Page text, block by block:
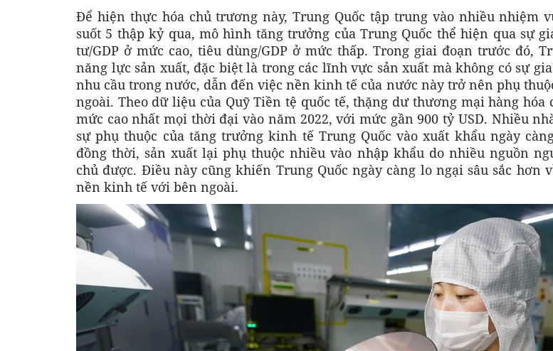
Để hiện thực hóa chủ trương này, Trung Quốc tập trung vào nhiều nhiệm
suốt 5 thập kỷ qua, mô hình tăng trưởng của Trung Quốc thể hiện qua sự
tư/GDP ở mức cao, tiêu dùng/GDP ở mức thấp. Trong giai đoạn trước đó,
năng lực sản xuất, đặc biệt là trong các lĩnh vực sản xuất mà không có sự
nhu cầu trong nước, dẫn đến việc nền kinh tế của nước này trở nên phụ
ngoài. Theo dữ liệu của Quỹ Tiền tệ quốc tế, thặng dư thương mại hàng hóa
mức cao nhất mọi thời đại vào năm 2022, với mức gần 900 tỷ USD. Nhiều
sự phụ thuộc của tăng trưởng kinh tế Trung Quốc vào xuất khẩu ngày
đồng thời, sản xuất lại phụ thuộc nhiều vào nhập khẩu do nhiều nguồn
chủ được. Điều này cũng khiến Trung Quốc ngày càng lo ngại sâu sắc hơn
nền kinh tế với bên ngoài.